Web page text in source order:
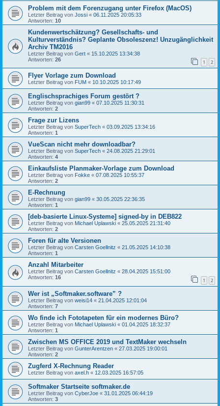
Problem mit dem Forenzugang unter Firefox (MacOS)
Letzter Beitrag von Jossi « 06.11.2025 20:05:33
Antworten: 10
Kundenwertschätzung? Gesellschafts- und
Kulturverständnis? Geplante Obsoleszenz! Unzugänglichkeit
Archiv TM2016
Letzter Beitrag von Gert « 15.10.2025 13:34:38
Antworten: 26 1 2
Flyer Vorlage zum Download
Letzter Beitrag von FUM « 10.10.2025 10:17:49
Englischsprachiges Forum gestört ?
Letzter Beitrag von gian99 « 07.10.2025 11:30:31
Antworten: 2
Frage zur Lizens
Letzter Beitrag von SuperTech « 03.09.2025 13:34:16
Antworten: 1
VueScan nicht mehr downloadbar?
Letzter Beitrag von SuperTech « 24.08.2025 21:29:01
Antworten: 4
Einkaufsliste Planmaker-Vorlage zum Download
Letzter Beitrag von Fokke « 07.08.2025 10:55:37
Antworten: 2
E-Rechnung
Letzter Beitrag von gian99 « 30.05.2025 22:36:35
Antworten: 1
[deb-basierte Linux-Systeme] signed-by in DEB822
Letzter Beitrag von Michael Uplawski « 25.05.2025 21:31:40
Antworten: 2
Foren für alte Versionen
Letzter Beitrag von Carsten Goellnitz « 21.05.2025 14:10:38
Antworten: 1
Anzahl Mitarbeiter
Letzter Beitrag von Carsten Goellnitz « 28.04.2025 15:51:00
Antworten: 16 1 2
Wer ist „Softmaker.software” ?
Letzter Beitrag von weisi14 « 21.04.2025 12:01:04
Antworten: 7
Wo finde ich Fototapeten für ein modernes Büro?
Letzter Beitrag von Michael Uplawski « 01.04.2025 18:32:37
Antworten: 1
Zwischen MS OFFICE 2019 und TextMaker wechseln
Letzter Beitrag von GunterArentzen « 27.03.2025 19:00:01
Antworten: 2
Zugferd X-Rechnung Reader
Letzter Beitrag von axel.h « 12.03.2025 16:57:05
Softmaker Startseite softmaker.de
Letzter Beitrag von CyberJoe « 31.01.2025 06:44:19
Antworten: 3